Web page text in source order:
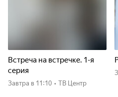
Встреча на встречке. 1-я
серия
Завтра в 11:10 • ТВ Центр